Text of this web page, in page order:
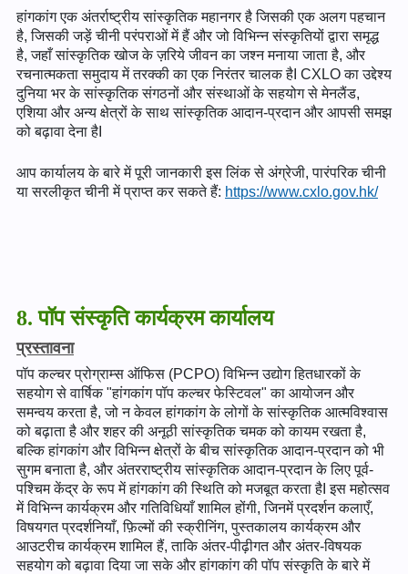
हांगकांग एक अंतर्राष्ट्रीय सांस्कृतिक महानगर है जिसकी एक अलग पहचान
है, जिसकी जड़ें चीनी परंपराओं में हैं और जो विभिन्न संस्कृतियों द्वारा समृद्ध
है, जहाँ सांस्कृतिक खोज के ज़रिये जीवन का जश्न मनाया जाता है, और
रचनात्मकता समुदाय में तरक्की का एक निरंतर चालक हैI CXLO का उद्देश्य
दुनिया भर के सांस्कृतिक संगठनों और संस्थाओं के सहयोग से मेनलैंड,
एशिया और अन्य क्षेत्रों के साथ सांस्कृतिक आदान-प्रदान और आपसी समझ
को बढ़ावा देना हैI
आप कार्यालय के बारे में पूरी जानकारी इस लिंक से अंग्रेजी, पारंपरिक चीनी
या सरलीकृत चीनी में प्राप्त कर सकते हैं: https://www.cxlo.gov.hk/
8. पॉप संस्कृति कार्यक्रम कार्यालय
प्रस्तावना
पॉप कल्चर प्रोग्राम्स ऑफिस (PCPO) विभिन्न उद्योग हितधारकों के
सहयोग से वार्षिक "हांगकांग पॉप कल्चर फेस्टिवल" का आयोजन और
समन्वय करता है, जो न केवल हांगकांग के लोगों के सांस्कृतिक आत्मविश्वास
को बढ़ाता है और शहर की अनूठी सांस्कृतिक चमक को कायम रखता है,
बल्कि हांगकांग और विभिन्न क्षेत्रों के बीच सांस्कृतिक आदान-प्रदान को भी
सुगम बनाता है, और अंतरराष्ट्रीय सांस्कृतिक आदान-प्रदान के लिए पूर्व-
पश्चिम केंद्र के रूप में हांगकांग की स्थिति को मजबूत करता हैI इस महोत्सव
में विभिन्न कार्यक्रम और गतिविधियाँ शामिल होंगी, जिनमें प्रदर्शन कलाएँ,
विषयगत प्रदर्शनियाँ, फ़िल्मों की स्क्रीनिंग, पुस्तकालय कार्यक्रम और
आउटरीच कार्यक्रम शामिल हैं, ताकि अंतर-पीढ़ीगत और अंतर-विषयक
सहयोग को बढ़ावा दिया जा सके और हांगकांग की पॉप संस्कृति के बारे में